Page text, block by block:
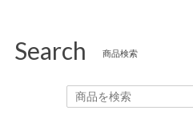
Search 商品検索